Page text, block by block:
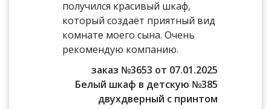
получился красивый шкаф,
который создаёт приятный вид
комнате моего сына. Очень
рекомендую компанию.
заказ №3653 от 07.01.2025
Белый шкаф в детскую №385
двухдверный с принтом